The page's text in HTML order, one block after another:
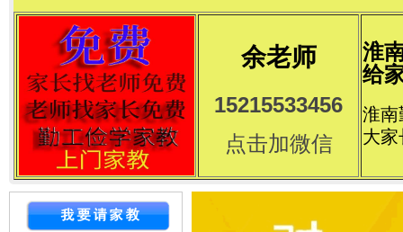
余老师
15215533456
点击加微信
淮
给
淮南
大